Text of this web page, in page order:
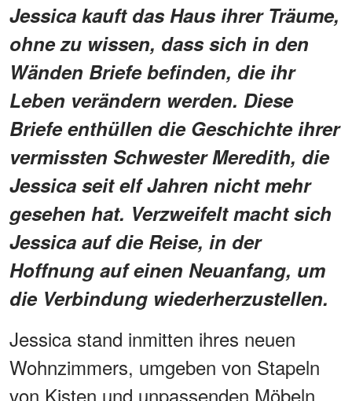
Jessica kauft das Haus ihrer Träume,
ohne zu wissen, dass sich in den
Wänden Briefe befinden, die ihr
Leben verändern werden. Diese
Briefe enthüllen die Geschichte ihrer
vermissten Schwester Meredith, die
Jessica seit elf Jahren nicht mehr
gesehen hat. Verzweifelt macht sich
Jessica auf die Reise, in der
Hoffnung auf einen Neuanfang, um
die Verbindung wiederherzustellen.
Jessica stand inmitten ihres neuen
Wohnzimmers, umgeben von Stapeln
von Kisten und unpassenden Möbeln.